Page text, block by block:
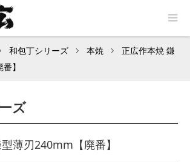
和包丁シリーズ 本焼
正広作本焼 鎌
】
ズ
薄刃240mm【廃番】